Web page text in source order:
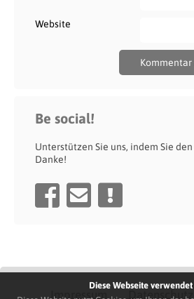
Website
Be social!
Unterstützen Sie uns, indem Sie
Danke!
Impressum
Diese Webseite